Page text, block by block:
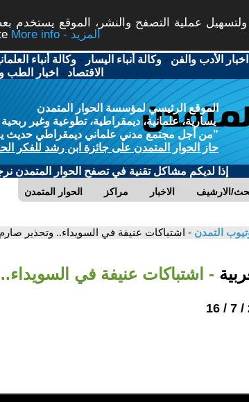
عملية التصفح والنشر، الموقع يستخدم
More info - المزيد
اخبار الأدب والفن -وكالة أنباء اليسار -وكالة أنباء
الاقتصاد - اخبار الطب
الموقع الرئيسي لمؤسسة الحوار المتمدن
يسارية، علمانية، ديمقراطية، تطوعية وغير ربحية
"من أجل مجتمع مدني علماني ديمقراطي حديث
حاز الحوار المتمدن على جائزة ابن رشد للفكر
إذا لديكم مشاكل تقنية في تصفح الحوار المتمدن
الحوار المتمدن مراكز الاخبار الارشيف
التمدن - اشتباكات عنيفة في السويداء.. وتحذير صارم
- اشتباكات عنيفة في